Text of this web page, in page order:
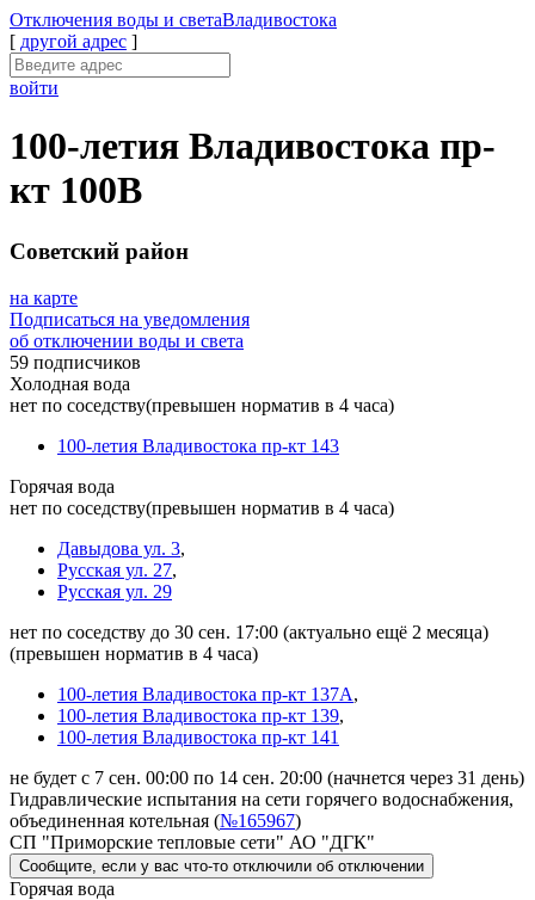
Отключения воды и светаВладивостока
[ другой адрес ]
войти
100-летия Владивостока пр-
кт 100В
Советский район
на карте
Подписаться на уведомления
об отключении воды и света
59 подписчиков
Холодная вода
нет по соседству(превышен норматив в 4 часа)
100-летия Владивостока пр-кт 143
Горячая вода
нет по соседству(превышен норматив в 4 часа)
Давыдова ул. 3,
Русская ул. 27,
Русская ул. 29
нет по соседству до 30 сен. 17:00 (актуально ещё 2 месяца)
(превышен норматив в 4 часа)
100-летия Владивостока пр-кт 137А,
100-летия Владивостока пр-кт 139,
100-летия Владивостока пр-кт 141
не будет с 7 сен. 00:00 по 14 сен. 20:00 (начнется через 31 день)
Гидравлические испытания на сети горячего водоснабжения,
объединенная котельная (№165967)
СП "Приморские тепловые сети" АО "ДГК"
Сообщите , если у вас что-то отключили об отключении
Горячая вода